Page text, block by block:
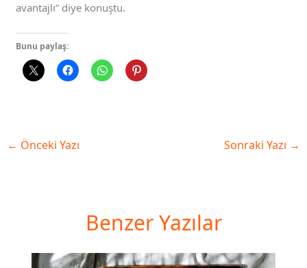
avantajlı” diye konuştu.
Bunu paylaş:
← Önceki Yazı Sonraki Yazı →
Benzer Yazılar